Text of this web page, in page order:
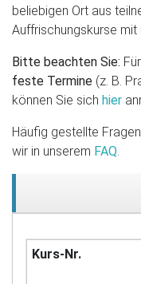
beliebigen Ort aus
Auffrischungskurse
Bitte beachten Sie:
feste Termine (z. B.
können Sie sich hier
Häufig gestellte
wir in unserem FAQ.